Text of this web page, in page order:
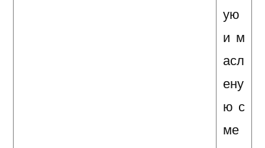
ую
и м
асл
ену
ю с
ме